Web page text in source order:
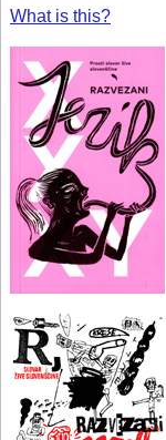
What is this?